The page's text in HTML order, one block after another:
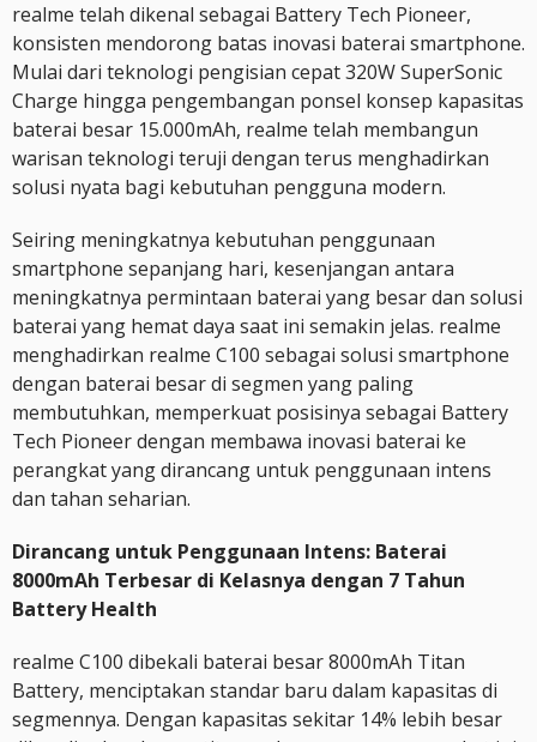
realme telah dikenal sebagai Battery Tech Pioneer,
konsisten mendorong batas inovasi baterai smartphone.
Mulai dari teknologi pengisian cepat 320W SuperSonic
Charge hingga pengembangan ponsel konsep kapasitas
baterai besar 15.000mAh, realme telah membangun
warisan teknologi teruji dengan terus menghadirkan
solusi nyata bagi kebutuhan pengguna modern.
Seiring meningkatnya kebutuhan penggunaan
smartphone sepanjang hari, kesenjangan antara
meningkatnya permintaan baterai yang besar dan solusi
baterai yang hemat daya saat ini semakin jelas. realme
menghadirkan realme C100 sebagai solusi smartphone
dengan baterai besar di segmen yang paling
membutuhkan, memperkuat posisinya sebagai Battery
Tech Pioneer dengan membawa inovasi baterai ke
perangkat yang dirancang untuk penggunaan intens
dan tahan seharian.
Dirancang untuk Penggunaan Intens: Baterai
8000mAh Terbesar di Kelasnya dengan 7 Tahun
Battery Health
realme C100 dibekali baterai besar 8000mAh Titan
Battery, menciptakan standar baru dalam kapasitas di
segmennya. Dengan kapasitas sekitar 14% lebih besar